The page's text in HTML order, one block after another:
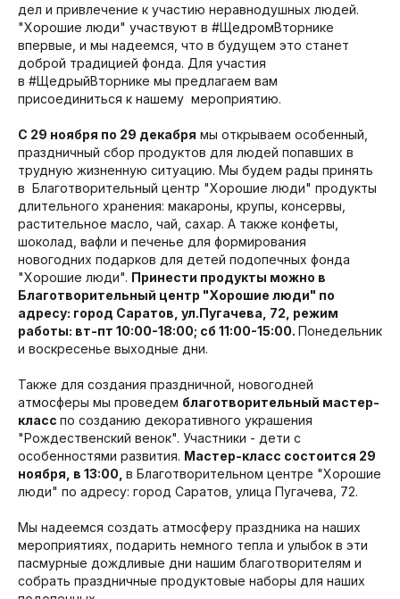
дел и привлечение к участию неравнодушных людей.
"Хорошие люди" участвуют в #ЩедромВторнике
впервые, и мы надеемся, что в будущем это станет
доброй традицией фонда. Для участия
в #ЩедрыйВторнике мы предлагаем вам
присоединиться к нашему мероприятию.
С 29 ноября по 29 декабря мы открываем особенный,
праздничный сбор продуктов для людей попавших в
трудную жизненную ситуацию. Мы будем рады принять
в Благотворительный центр "Хорошие люди" продукты
длительного хранения: макароны, крупы, консервы,
растительное масло, чай, сахар. А также конфеты,
шоколад, вафли и печенье для формирования
новогодних подарков для детей подопечных фонда
"Хорошие люди". Принести продукты можно в
Благотворительный центр "Хорошие люди" по
адресу: город Саратов, ул.Пугачева, 72, режим
работы: вт-пт 10:00-18:00; сб 11:00-15:00. Понедельник
и воскресенье выходные дни.
Также для создания праздничной, новогодней
атмосферы мы проведем благотворительный мастер-
класс по созданию декоративного украшения
"Рождественский венок". Участники - дети с
особенностями развития. Мастер-класс состоится 29
ноября, в 13:00, в Благотворительном центре "Хорошие
люди" по адресу: город Саратов, улица Пугачева, 72.
Мы надеемся создать атмосферу праздника на наших
мероприятиях, подарить немного тепла и улыбок в эти
пасмурные дождливые дни нашим благотворителям и
собрать праздничные продуктовые наборы для наших